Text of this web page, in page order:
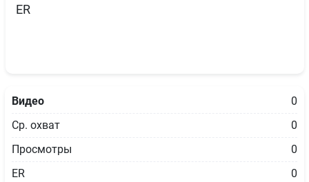
ER
Видео
0
Ср. охват
0
Просмотры
0
ER
0